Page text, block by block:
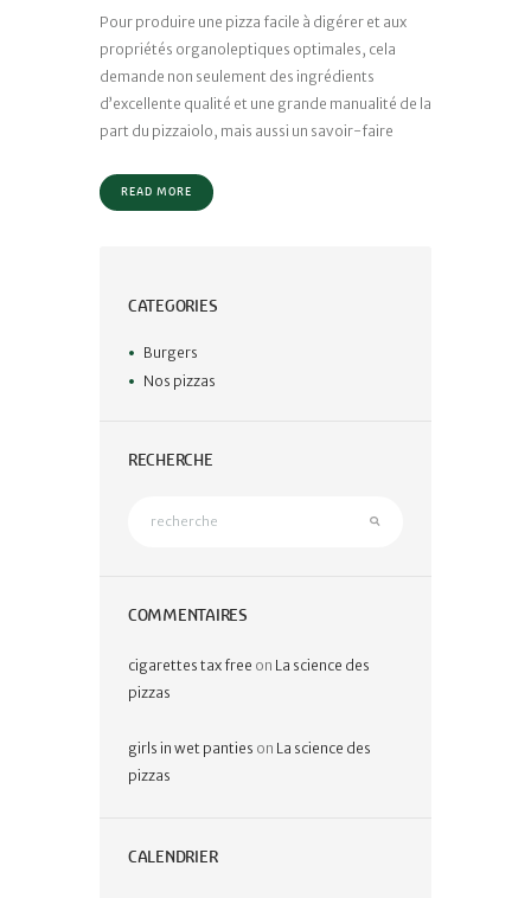
Pour produire une pizza facile à digérer et aux
propriétés organoleptiques optimales, cela
demande non seulement des ingrédients
d’excellente qualité et une grande manualité de la
part du pizzaiolo, mais aussi un savoir-faire
READ MORE
CATEGORIES
Burgers
Nos pizzas
RECHERCHE
COMMENTAIRES
cigarettes tax free on La science des
pizzas
girls in wet panties on La science des
pizzas
CALENDRIER